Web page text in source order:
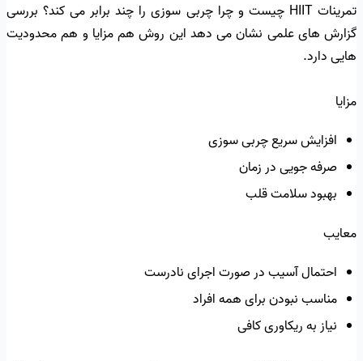
تمرینات HIIT چیست و چرا چربی سوزی را چند برابر می کند؟ بررسی
گزارش های علمی نشان می دهد این روش هم مزایا و هم محدودیت
هایی دارد.
مزایا
افزایش سریع چربی سوزی
صرفه جویی در زمان
بهبود سلامت قلب
معایب
احتمال آسیب در صورت اجرای نادرست
مناسب نبودن برای همه افراد
نیاز به ریکاوری کافی